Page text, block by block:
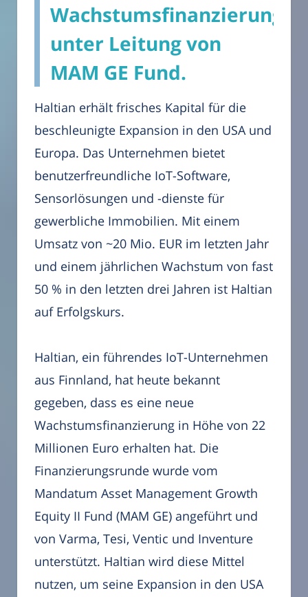
Wachstumsfinanzierung
unter Leitung von
MAM GE Fund.
Haltian erhält frisches Kapital für die
beschleunigte Expansion in den USA und
Europa. Das Unternehmen bietet
benutzerfreundliche IoT-Software,
Sensorlösungen und -dienste für
gewerbliche Immobilien. Mit einem
Umsatz von ~20 Mio. EUR im letzten Jahr
und einem jährlichen Wachstum von fast
50 % in den letzten drei Jahren ist Haltian
auf Erfolgskurs.
Haltian, ein führendes IoT-Unternehmen
aus Finnland, hat heute bekannt
gegeben, dass es eine neue
Wachstumsfinanzierung in Höhe von 22
Millionen Euro erhalten hat. Die
Finanzierungsrunde wurde vom
Mandatum Asset Management Growth
Equity II Fund (MAM GE) angeführt und
von Varma, Tesi, Ventic und Inventure
unterstützt. Haltian wird diese Mittel
nutzen, um seine Expansion in den USA